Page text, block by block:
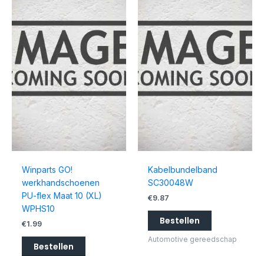
Winparts GO!
werkhandschoenen
PU-flex Maat 10 (XL)
WPHS10
€1.99
Bestellen
Kabelbundelband
SC30048W
€9.87
Bestellen
Automotive gereedschap